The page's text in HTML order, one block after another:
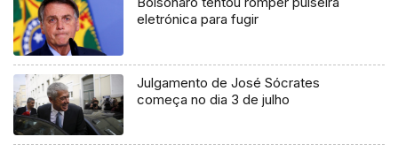
eletrónica para fugir
Julgamento de José Sócrates
começa no dia 3 de julho